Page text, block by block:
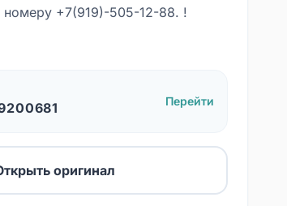
номеру +7(919)-505-12-88. !
Перейти
оригинал